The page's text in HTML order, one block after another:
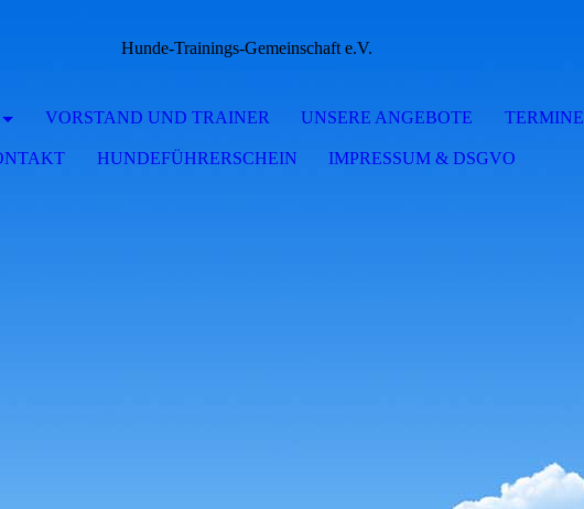
Hunde-Trainings-Gemeinschaft e.V.
VORSTAND UND TRAINER UNSERE ANGEBOTE TERMINE
HUNDEFÜHRERSCHEIN IMPRESSUM & DSGVO